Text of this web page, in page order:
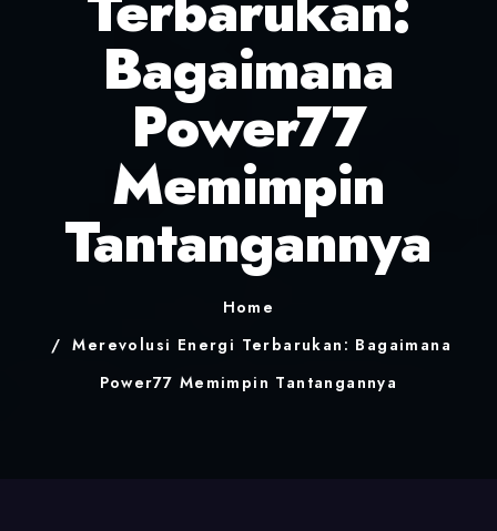
Bagaimana
Power77
Memimpin
Tantangannya
Home
Merevolusi Energi Terbarukan: Bagaimana
Power77 Memimpin Tantangannya